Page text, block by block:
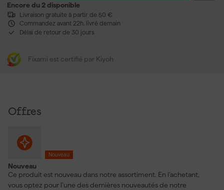
Encore du 2 disponible
Livraison gratuite à partir de 50 €
Commandez avant 22h, livré demain
Délai de retour de 30 jours
Fixami est certifié par Kiyoh
Offres
Nouveau
Nouveau
Ce produit est nouveau dans notre assortiment. En l’achetant,
vous optez pour l’une des dernières nouveautés de notre